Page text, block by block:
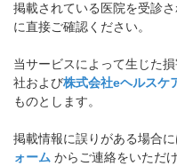
掲載されている医院を受診
に直接ご確認ください。
当サービスによって生じた
社および株式会社eヘルスケ
ものとします。
掲載情報に誤りがある場合に
ォーム からご連絡をいただ